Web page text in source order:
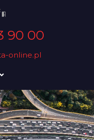
90 00
online.pl